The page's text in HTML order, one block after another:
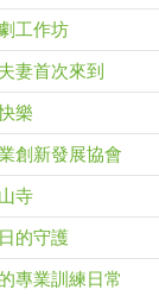
工作坊
妻首次來到
樂
創新發展協會
寺
的守護
專業訓練日常